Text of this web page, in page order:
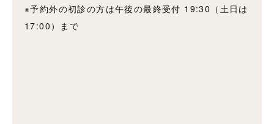
※予約外の初診の方は午後の最終受付 19:30（土日は
17:00）まで